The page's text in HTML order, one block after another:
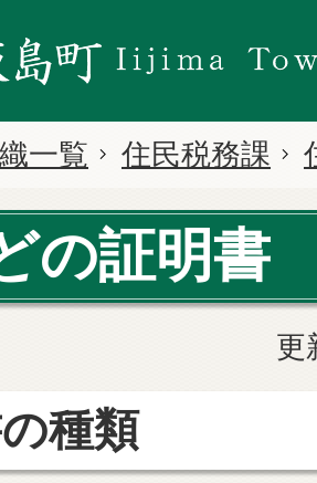
一覧 住民税務課
の証明書
更
種類